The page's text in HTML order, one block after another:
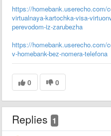
https://homebank.userecho.com/
virtualnaya-kartochka-visa-
perevodom-iz-zarubezha
https://homebank.userecho.com/
v-homebank-bez-nomera-telefona
0 0
Replies 1